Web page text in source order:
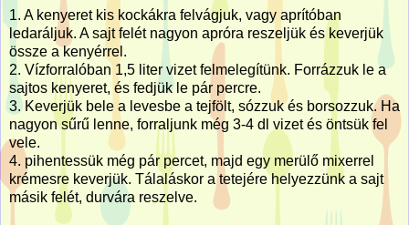
1. A kenyeret kis kockákra felvágjuk, vagy aprítóban
ledaráljuk. A sajt felét nagyon apróra reszeljük és keverjük
össze a kenyérrel.
2. Vízforralóban 1,5 liter vizet felmelegítünk. Forrázzuk le a
sajtos kenyeret, és fedjük le pár percre.
3. Keverjük bele a levesbe a tejfölt, sózzuk és borsozzuk. Ha
nagyon sűrű lenne, forraljunk még 3-4 dl vizet és öntsük fel
vele.
4. pihentessük még pár percet, majd egy merülő mixerrel
krémesre keverjük. Tálaláskor a tetejére helyezzünk a sajt
másik felét, durvára reszelve.